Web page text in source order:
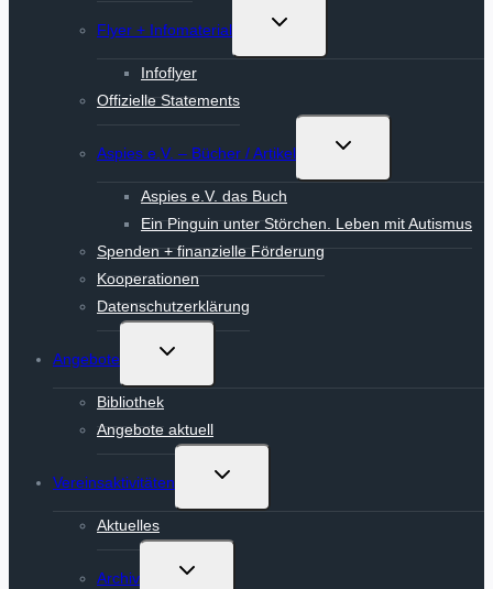
Flyer + Infomaterial
Untermenü
Infoflyer
Offizielle Statements
Aspies e.V. – Bücher / Artikel
Untermenü
Aspies e.V. das Buch
Ein Pinguin unter Störchen. Leben mit Autismus
Spenden + finanzielle Förderung
Kooperationen
Datenschutzerklärung
Angebote
Untermenü
Bibliothek
Angebote aktuell
Vereinsaktivitäten
Untermenü
Aktuelles
Archiv
Untermenü